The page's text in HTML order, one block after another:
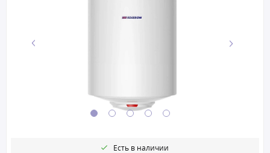
Есть в наличии